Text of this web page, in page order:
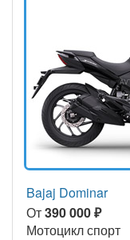
Bajaj Dominar
От390 000 ₽
Мотоцикл спорт